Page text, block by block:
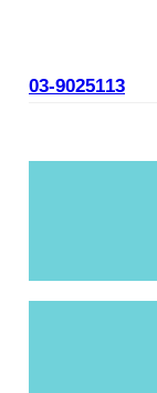
03-9025113